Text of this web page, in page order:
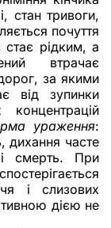
стан тривоги,
почуття
стає рідким, а
втрачає
за якими
від зупинки
ураження:
дихання часте
і смерть. При
і слизових
дією не